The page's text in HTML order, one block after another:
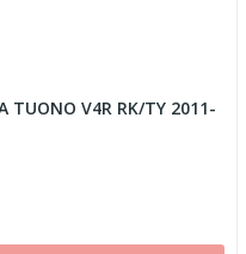
V4R RK/TY 2011-